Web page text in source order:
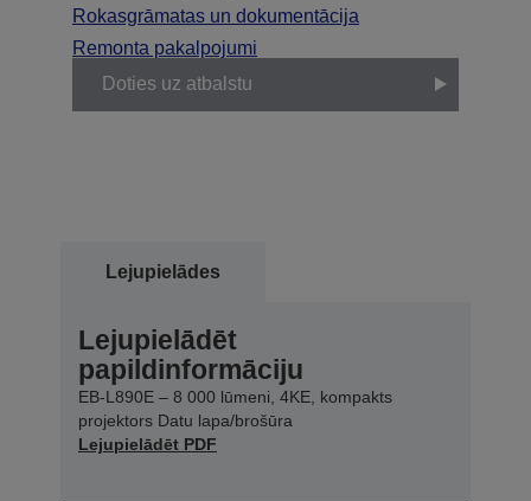
Rokasgrāmatas un dokumentācija
Remonta pakalpojumi
Doties uz atbalstu
Lejupielādes
Lejupielādēt
papildinformāciju
EB-L890E – 8 000 lūmeni, 4KE, kompakts
projektors Datu lapa/brošūra
Lejupielādēt PDF